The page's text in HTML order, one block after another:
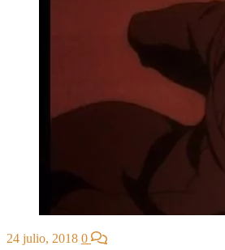
24 julio, 2018 0